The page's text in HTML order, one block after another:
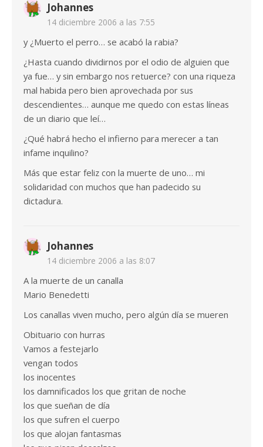
Johannes
14 diciembre 2006 a las 7:55
y ¿Muerto el perro… se acabó la rabia?
¿Hasta cuando dividirnos por el odio de alguien que
ya fue… y sin embargo nos retuerce? con una riqueza
mal habida pero bien aprovechada por sus
descendientes… aunque me quedo con estas líneas
de un diario que leí…
¿Qué habrá hecho el infierno para merecer a tan
infame inquilino?
Más que estar feliz con la muerte de uno… mi
solidaridad con muchos que han padecido su
dictadura.
Johannes
14 diciembre 2006 a las 8:07
A la muerte de un canalla
Mario Benedetti
Los canallas viven mucho, pero algún día se mueren
Obituario con hurras
Vamos a festejarlo
vengan todos
los inocentes
los damnificados los que gritan de noche
los que sueñan de día
los que sufren el cuerpo
los que alojan fantasmas